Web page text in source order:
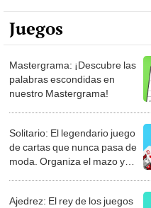
Juegos
Mastergrama: ¡Descubre las
palabras escondidas en
nuestro Mastergrama!
Solitario: El legendario juego
de cartas que nunca pasa de
moda. Organiza el mazo y
Ajedrez: El rey de los juegos